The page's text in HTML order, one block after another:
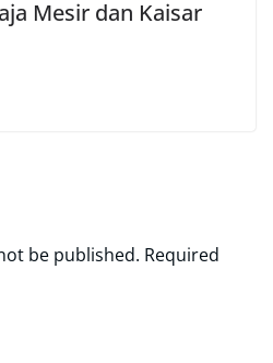
Mesir dan Kaisar
be published. Required